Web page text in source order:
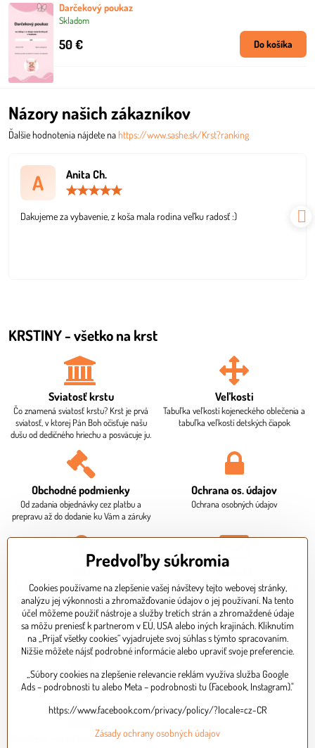
Darčekový poukaz
Skladom
50 € Do košíka
Názory našich zákazníkov
Ďalšie hodnotenia nájdete nahttps://www.sashe.sk/Krst?ranking
A Anita Ch.
5
Dakujeme za vybavenie, z koša mala rodina veľku radosť :)
KRSTINY - všetko na krst
Sviatosť krstu
Čo znamená sviatosť krstu? Krst je prvá
sviatosť, v ktorej Pán Boh očisťuje našu
dušu od dedičného hriechu a posväcuje ju.
Veľkosti
Tabuľka veľkostí kojeneckého oblečenia a
tabuľka veľkostí detských čiapok
Obchodné podmienky
Od zadania objednávky cez platbu a
prepravu až do dodanie ku Vám a záruky
Ochrana os​. údajov
Ochrana osobných údajov
Čo je potrebné ku krstu? Aká je dodacia
doba? Ako mi bude doručený balík? Ako
zaplatím za objednávku?
Kontakt
Sídlo firmy, fakturačné údaje. Osobný
odber je potrebné dohodnúť vopred
telefonicky.
Expresné doručenie Bezpečná platba kartou
Kvalitné, certifikované výrobky
Predvoľby súkromia
Cookies používame na zlepšenie vašej návštevy tejto webovej stránky,
analýzu jej výkonnosti a zhromažďovanie údajov o jej používaní. Na tento
účel môžeme použiť nástroje a služby tretích strán a zhromaždené údaje
sa môžu preniesť k partnerom v EÚ, USA alebo iných krajinách. Kliknutím
na „Prijať všetky cookies“ vyjadrujete svoj súhlas s týmto spracovaním.
Nižšie môžete nájsť podrobné informácie alebo upraviť svoje preferencie.
„Súbory cookies na zlepšenie relevancie reklám využíva služba Google
Ads – podrobnosti tu alebo Meta – podrobnosti tu (Facebook, Instagram)."
https://www.facebook.com/privacy/policy/?locale=cz-CR
Zásady ochrany osobných údajov